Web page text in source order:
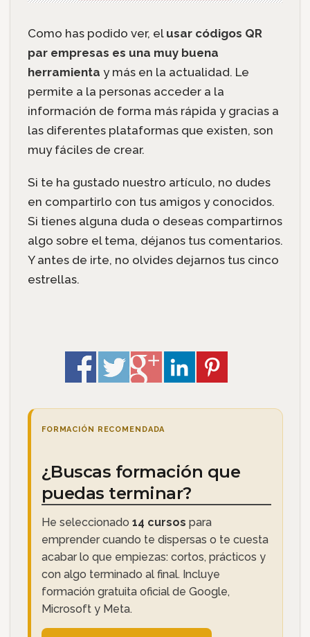
Como has podido ver, el usar códigos QR
par empresas es una muy buena
herramienta y más en la actualidad. Le
permite a la personas acceder a la
información de forma más rápida y gracias a
las diferentes plataformas que existen, son
muy fáciles de crear.
Si te ha gustado nuestro artículo, no dudes
en compartirlo con tus amigos y conocidos.
Si tienes alguna duda o deseas compartirnos
algo sobre el tema, déjanos tus comentarios.
Y antes de irte, no olvides dejarnos tus cinco
estrellas.
FORMACIÓN RECOMENDADA
¿Buscas formación que
puedas terminar?
He seleccionado 14 cursos para
emprender cuando te dispersas o te cuesta
acabar lo que empiezas: cortos, prácticos y
con algo terminado al final. Incluye
formación gratuita oficial de Google,
Microsoft y Meta.